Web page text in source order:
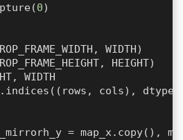
0)
WIDTH)
HEIGHT)
WIDTH
cols),
= map_x.copy(),